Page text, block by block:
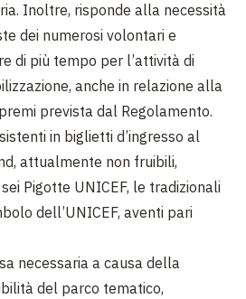
Inoltre, risponde alla necessità
dei numerosi volontari e
di più tempo per l’attività di
anche in relazione alla
prevista dal Regolamento.
in biglietti d’ingresso al
attualmente non fruibili,
Pigotte UNICEF, le tradizionali
dell’UNICEF, aventi pari
necessaria a causa della
del parco tematico,